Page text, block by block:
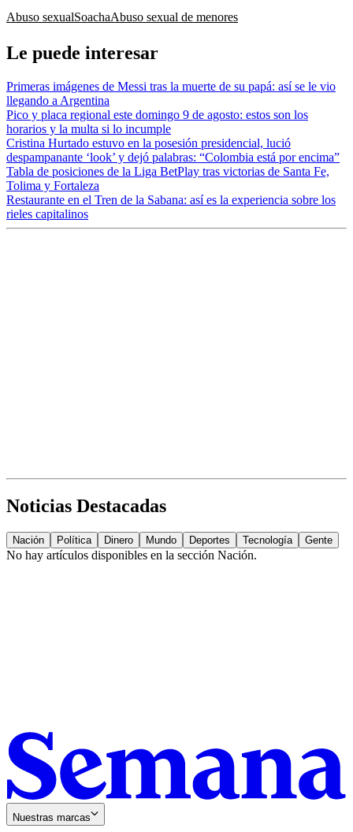
Abuso sexualSoachaAbuso sexual de menores
Le puede interesar
Primeras imágenes de Messi tras la muerte de su papá: así se le vio
llegando a Argentina
Pico y placa regional este domingo 9 de agosto: estos son los
horarios y la multa si lo incumple
Cristina Hurtado estuvo en la posesión presidencial, lució
despampanante ‘look’ y dejó palabras: “Colombia está por encima”
Tabla de posiciones de la Liga BetPlay tras victorias de Santa Fe,
Tolima y Fortaleza
Restaurante en el Tren de la Sabana: así es la experiencia sobre los
rieles capitalinos
Noticias Destacadas
Nación Política Dinero Mundo Deportes Tecnología Gente
No hay artículos disponibles en la sección Nación.
Nuestras marcas